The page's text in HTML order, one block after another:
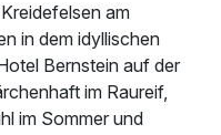
p.P. ab557,00 €
am
in dem idyllischen
Bernstein auf der
im Raureif,
im Sommer und